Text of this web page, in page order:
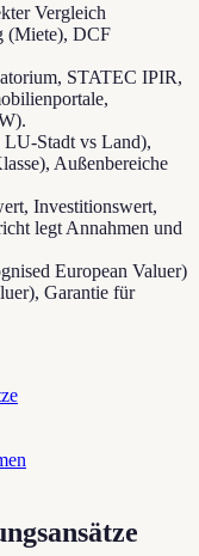
Vergleich
(Miete), DCF
STATEC IPIR,
LU-Stadt vs Land),
Außenbereiche
Investitionswert,
legt Annahmen und
European Valuer)
Garantie für